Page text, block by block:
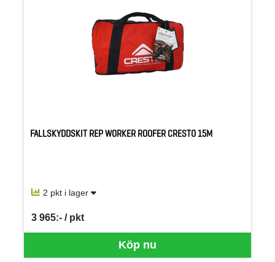
FALLSKYDDSKIT REP WORKER ROOFER CRESTO 15M
2 pkt i lager
Köp nu
3 965:- / pkt
SEK per PKT